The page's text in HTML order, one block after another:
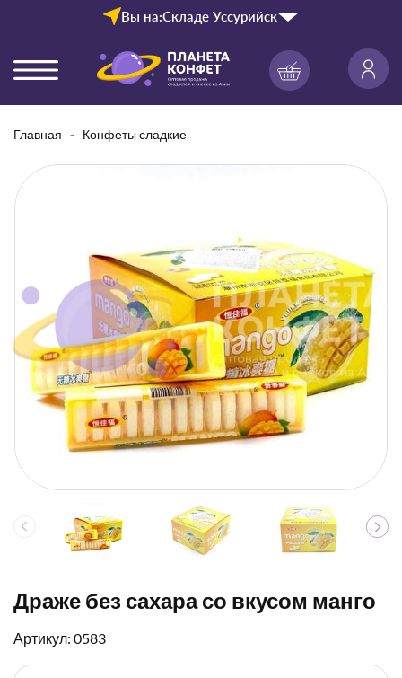
Вы на:Складе Уссурийск
Главная Конфеты сладкие
Драже без сахара со вкусом манго
Артикул: 0583